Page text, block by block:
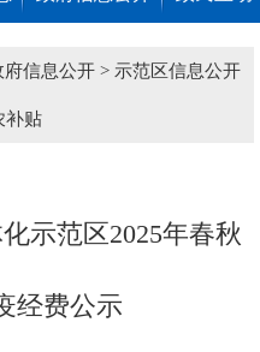
府信息公开 > 示范区信息公开
补贴
示范区2025年春秋
经费公示